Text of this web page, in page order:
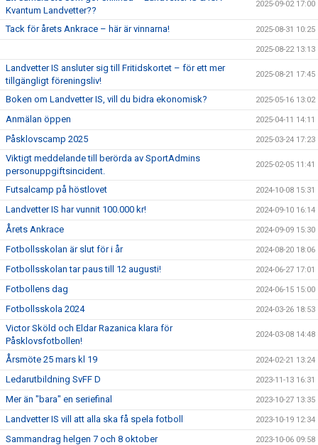
Kvantum Landvetter??
2025-09-02 17:00
Tack för årets Ankrace – här är vinnarna! 2025-08-31 10:25
2025-08-22 13:13
Landvetter IS ansluter sig till Fritidskortet – för ett mer
tillgängligt föreningsliv!
2025-08-21 17:45
Boken om Landvetter IS, vill du bidra ekonomisk? 2025-05-16 13:02
Anmälan öppen 2025-04-11 14:11
Påsklovscamp 2025 2025-03-24 17:23
Viktigt meddelande till berörda av SportAdmins
personuppgiftsincident.
2025-02-05 11:41
Futsalcamp på höstlovet 2024-10-08 15:31
Landvetter IS har vunnit 100.000 kr! 2024-09-10 16:14
Årets Ankrace 2024-09-09 15:30
Fotbollsskolan är slut för i år 2024-08-20 18:06
Fotbollsskolan tar paus till 12 augusti! 2024-06-27 17:01
Fotbollens dag 2024-06-15 15:00
Fotbollsskola 2024 2024-03-26 18:53
Victor Sköld och Eldar Razanica klara för
Påsklovsfotbollen!
2024-03-08 14:48
Årsmöte 25 mars kl 19 2024-02-21 13:24
Ledarutbildning SvFF D 2023-11-13 16:31
Mer än "bara" en seriefinal 2023-10-27 13:35
Landvetter IS vill att alla ska få spela fotboll 2023-10-19 12:34
Sammandrag helgen 7 och 8 oktober 2023-10-06 09:58